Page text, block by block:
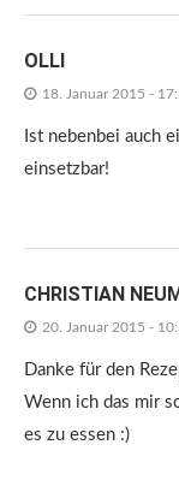
OLLI
18. Januar 2015 -
Ist nebenbei auch
einsetzbar!
CHRISTIAN
20. Januar 2015 -
Danke für den
Wenn ich das mir
es zu essen :)